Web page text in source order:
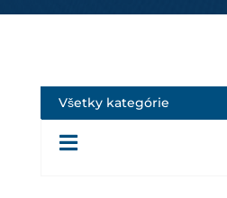
Všetky kategórie
